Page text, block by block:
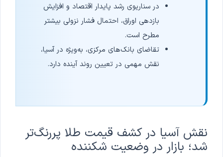
در سناریوی رشد پایدار اقتصاد و افزایش
بازدهی اوراق، احتمال فشار نزولی بیشتر
مطرح است.
تقاضای بانک‌های مرکزی، به‌ویژه در آسیا،
نقش مهمی در تعیین روند آینده دارد.
نقش آسیا در کشف قیمت طلا پررنگ‌تر
شد؛ بازار در وضعیت شکننده